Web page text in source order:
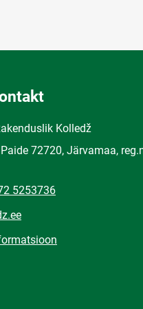
Kolledž
72720, Järvamaa,
5253736